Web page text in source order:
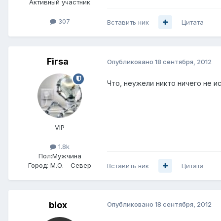
Активный участник
307 Вставить ник Цитата
Firsa
VIP
1.8k
Пол:Мужчина
Город: М.О. - Север
Опубликовано 18 сентября, 2012
Что, неужели никто ничего не
Вставить ник Цитата
biox Опубликовано 18 сентября, 2012